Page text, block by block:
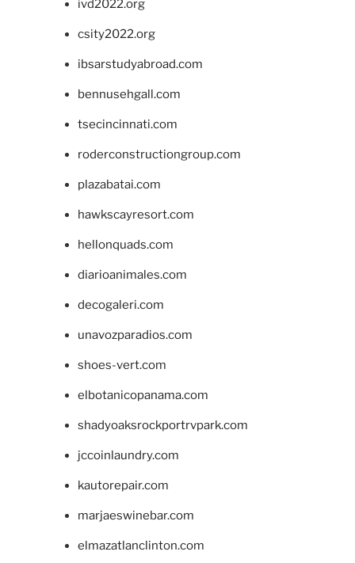
ivd2022.org
csity2022.org
ibsarstudyabroad.com
bennusehgall.com
tsecincinnati.com
roderconstructiongroup.com
plazabatai.com
hawkscayresort.com
hellonquads.com
diarioanimales.com
decogaleri.com
unavozparadios.com
shoes-vert.com
elbotanicopanama.com
shadyoaksrockportrvpark.com
jccoinlaundry.com
kautorepair.com
marjaeswinebar.com
elmazatlanclinton.com